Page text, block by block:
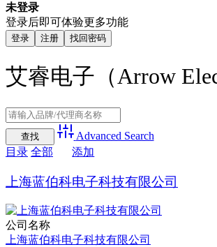
未登录
登录后即可体验更多功能
登录 注册 找回密码
艾睿电子（Arrow
Advanced Search
目录 全部 添加
上海蓝伯科电子科技有限公司
公司名称
上海蓝伯科电子科技有限公司